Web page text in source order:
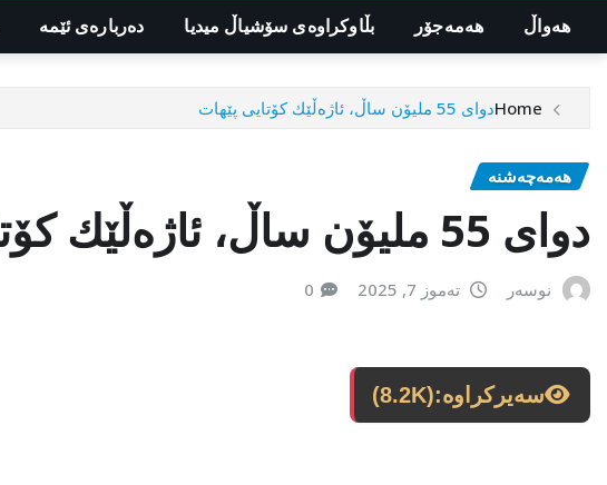
هەواڵ هەمەجۆر بڵاوکراوەی سۆشیاڵ میدیا دەربارەی ئێمە
Homeدوای 55 ملیۆن ساڵ، ئاژەڵێك كۆتایی پێهات
هەمەچەشنە
دوای 55 ملیۆن ساڵ، ئاژەڵێك كۆتایی پێهات
نوسەر تەموز 7, 2025 0
سەیرکراوە:(8.2K)